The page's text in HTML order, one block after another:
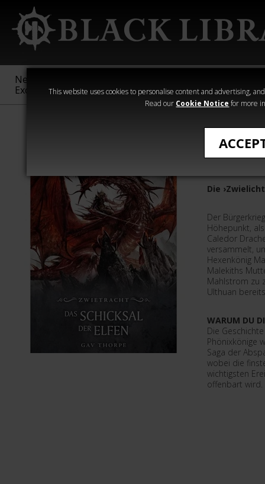
This website uses cookies to personalise content and advertising,
Read our Cookie Notice for more
New &
Exclusive
Sigmar
40,000
Heresy
Das
Die
Der
Höhepunkt,
Caledor
versammelt,
Hexenkönig
Malekiths
Mahlstrom zu
Ulthuan
WARUM DU
Die
Phönixkönige
Saga der
wobei die
wichtigsten
offenbart wird.